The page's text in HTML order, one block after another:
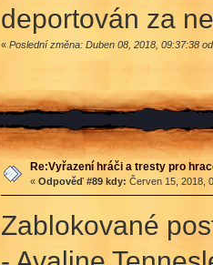
deportován za
« Poslední změna: Duben 08, 2018, 09:37:38
Re:Vyřazení hráči a tresty pro
« Odpověď #89 kdy: Červen 15, 2018,
Zablokované